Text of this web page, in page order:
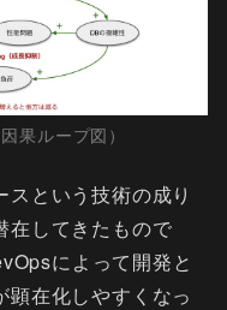
果ループ図）
という技術の成り
在してきたもので
によって開発と
在化しやすくなっ